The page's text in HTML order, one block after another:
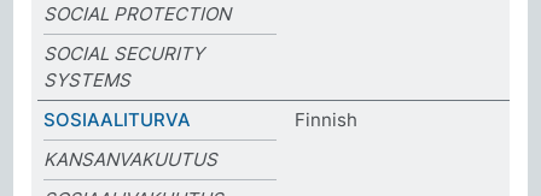
SOCIAL PROTECTION
SOCIAL SECURITY
SYSTEMS
SOSIAALITURVA
Finnish
KANSANVAKUUTUS